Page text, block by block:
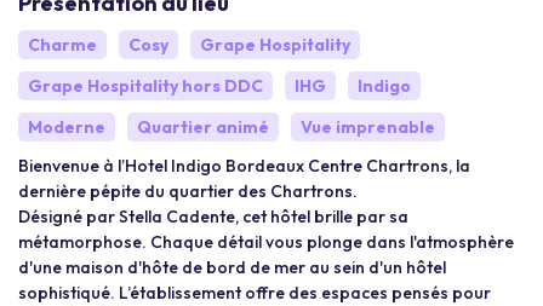
Charme Cosy
Grape Hospitality
Grape Hospitality hors DDC
IHG
Indigo
Moderne
Quartier animé
Vue imprenable
Bienvenue à l’Hotel Indigo Bordeaux Centre Chartrons, la
dernière pépite du quartier des Chartrons.
Désigné par Stella Cadente, cet hôtel brille par sa
métamorphose. Chaque détail vous plonge dans l'atmosphère
d'une maison d'hôte de bord de mer au sein d'un hôtel
sophistiqué. L’établissement offre des espaces pensés pour